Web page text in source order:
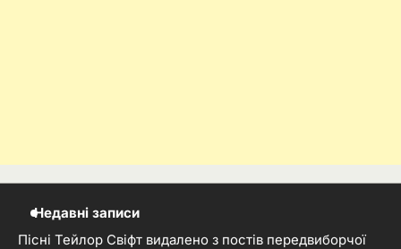
Недавні записи
Пісні Тейлор Свіфт видалено з постів передвиборчої